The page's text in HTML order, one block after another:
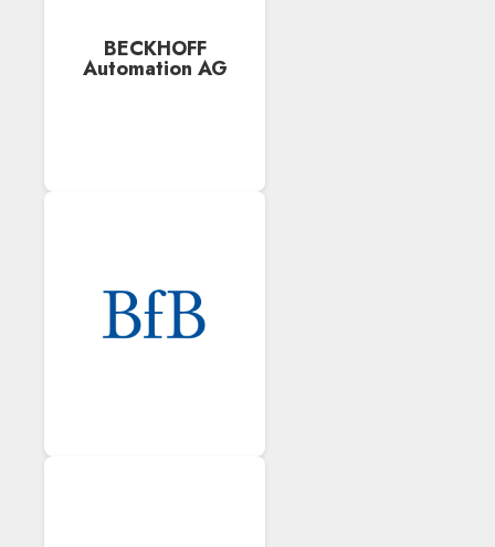
BECKHOFF
Automation AG